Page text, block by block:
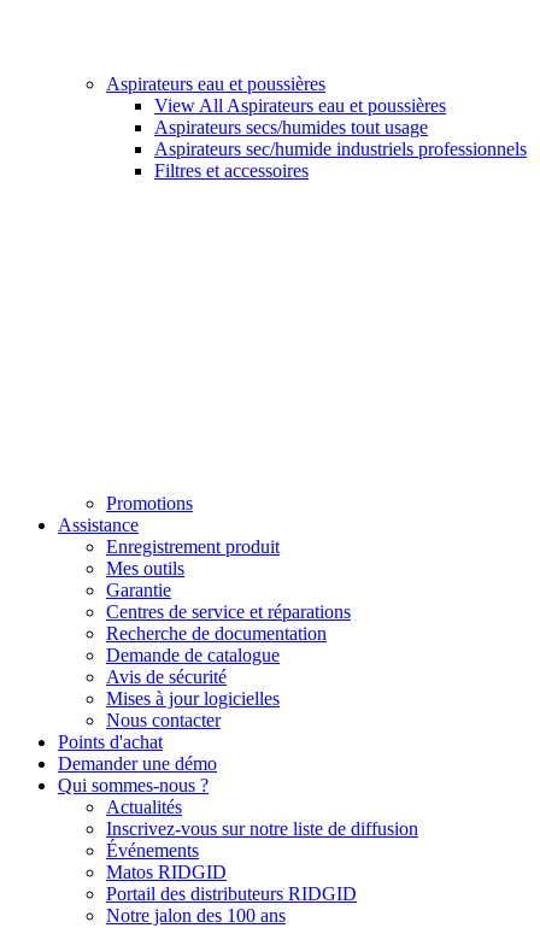
Aspirateurs eau et poussières
View All Aspirateurs eau et poussières
Aspirateurs secs/humides tout usage
Aspirateurs sec/humide industriels professionnels
Filtres et accessoires
Promotions
Assistance
Enregistrement produit
Mes outils
Garantie
Centres de service et réparations
Recherche de documentation
Demande de catalogue
Avis de sécurité
Mises à jour logicielles
Nous contacter
Points d'achat
Demander une démo
Qui sommes-nous ?
Actualités
Inscrivez-vous sur notre liste de diffusion
Événements
Matos RIDGID
Portail des distributeurs RIDGID
Notre jalon des 100 ans